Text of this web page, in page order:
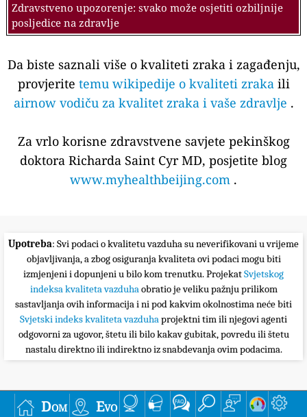
Zdravstveno upozorenje: svako može osjetiti ozbiljnije
posljedice na zdravlje
Da biste saznali više o kvaliteti zraka i zagađenju,
provjerite temu wikipedije o kvaliteti zrakaili
airnow vodiču za kvalitet zraka i vaše zdravlje .
Za vrlo korisne zdravstvene savjete pekinškog
doktora Richarda Saint Cyr MD, posjetite blog
www.myhealthbeijing.com .
Upotreba: Svi podaci o kvalitetu vazduha su neverifikovani u vrijeme
objavljivanja, a zbog osiguranja kvaliteta ovi podaci mogu biti
izmjenjeni i dopunjeni u bilo kom trenutku. ProjekatSvjetskog
indeksa kvaliteta vazduhaobratio je veliku pažnju prilikom
sastavljanja ovih informacija i ni pod kakvim okolnostima neće biti
Svjetski indeks kvaliteta vazduhaprojektni tim ili njegovi agenti
odgovorni za ugovor, štetu ili bilo kakav gubitak, povredu ili štetu
nastalu direktno ili indirektno iz snabdevanja ovim podacima.
Dom Evo